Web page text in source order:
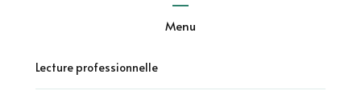
Menu
Lecture professionnelle